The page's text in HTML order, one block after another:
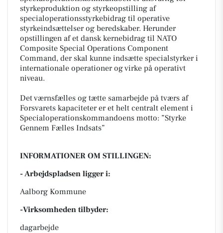
styrkeproduktion og styrkeopstilling af
specialoperationsstyrkebidrag til operative
styrkeindsættelser og beredskaber. Herunder
opstillingen af et dansk kernebidrag til NATO
Composite Special Operations Component
Command, der skal kunne indsætte specialstyrker i
internationale operationer og virke på operativt
niveau.
Det værnsfælles og tætte samarbejde på tværs af
Forsvarets kapaciteter er et helt centralt element i
Specialoperationskommandoens motto: ”Styrke
Gennem Fælles Indsats”
INFORMATIONER OM STILLINGEN:
- Arbejdspladsen ligger i:
Aalborg Kommune
-Virksomheden tilbyder:
dagarbejde